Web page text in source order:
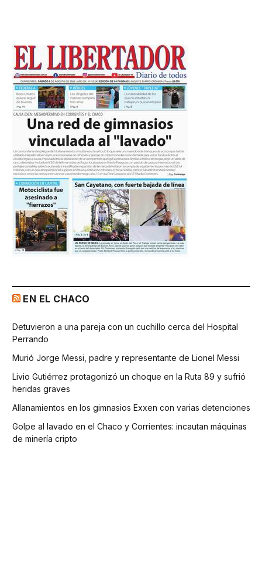
EN EL CHACO
Detuvieron a una pareja con un cuchillo cerca del Hospital
Perrando
Murió Jorge Messi, padre y representante de Lionel Messi
Livio Gutiérrez protagonizó un choque en la Ruta 89 y sufrió
heridas graves
Allanamientos en los gimnasios Exxen con varias detenciones
Golpe al lavado en el Chaco y Corrientes: incautan máquinas
de minería cripto